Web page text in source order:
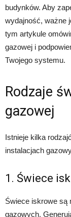
budynków. Aby
wydajność, ważne
tym artykule
gazowej i
Twojego systemu.
Rodzaje
gazowej
Istnieje kilka
instalacjach
1. Świece
Świece iskrowe są
gazowych.